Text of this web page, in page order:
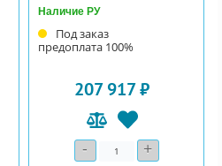
Наличие РУ
Под заказ
предоплата 100%
207 917 ₽
- Количество+